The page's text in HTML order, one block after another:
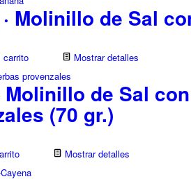
Molinillo de Sal
Mostrar detalles
Molinillo de Sal
(70 gr.)
Mostrar detalles